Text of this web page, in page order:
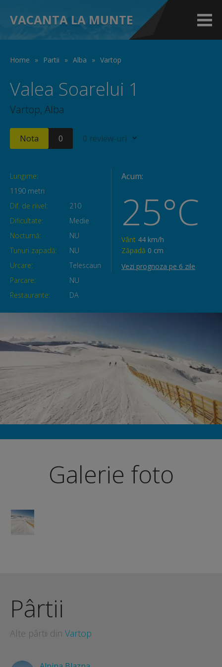
VACANTA LA MUNTE
Home » Partii » Alba » Vartop
Valea Soarelui 1
Vartop, Alba
Nota 0 0 review-uri
Lungime:
1190 metri
Dif. de nivel:
210
Dificultate:
Medie
Nocturnă:
NU
Tunuri zapadă:
NU
Urcare:
Telescaun
Parcare:
NU
Restaurante:
DA
Acum:
25°C
Vânt 44 km/h
Zăpadă 0 cm
Vezi prognoza pe 6 zile
Galerie foto
Pârtii
Alte pârtii din Vartop